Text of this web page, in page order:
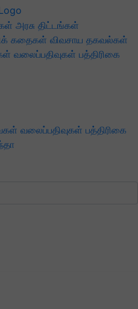
அரசு திட்டங்கள்
கதைகள் விவசாய தகவல்கள்
வலைப்பதிவுகள் பத்திரிகை
வலைப்பதிவுகள் பத்திரிகை